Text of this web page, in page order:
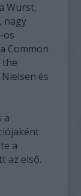
Wurst,
nagy
os
Common
the
és
a
a
az első.